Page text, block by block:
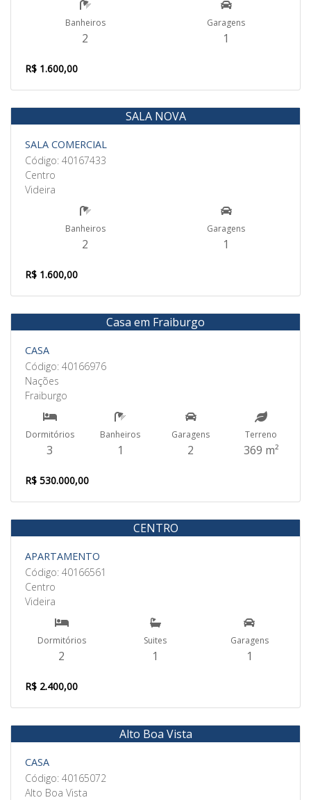
Banheiros
2
Garagens
1
R$ 1.600,00
Aluguel
SALA NOVA
SALA COMERCIAL
Código: 40167433
Centro
Videira
Banheiros
2
Garagens
1
R$ 1.600,00
Venda
Casa em Fraiburgo
CASA
Código: 40166976
Nações
Fraiburgo
Dormitórios
3
Banheiros
1
Garagens
2
Terreno
369 m²
R$ 530.000,00
Aluguel
CENTRO
APARTAMENTO
Código: 40166561
Centro
Videira
Dormitórios
2
Suites
1
Garagens
1
R$ 2.400,00
Aluguel
Alto Boa Vista
CASA
Código: 40165072
Alto Boa Vista